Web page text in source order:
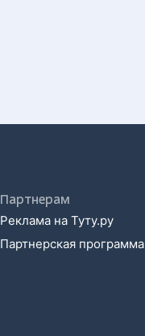
Партнерам
Реклама на Туту.ру
Партнерская программа